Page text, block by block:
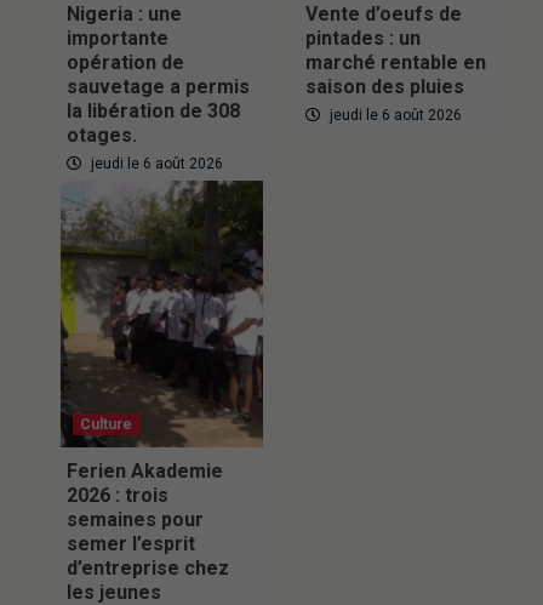
Nigeria : une
importante
opération de
sauvetage a permis
la libération de 308
otages.
jeudi le 6 août 2026
Vente d’oeufs de
pintades : un
marché rentable en
saison des pluies
jeudi le 6 août 2026
Culture
Ferien Akademie
2026 : trois
semaines pour
semer l’esprit
d’entreprise chez
les jeunes